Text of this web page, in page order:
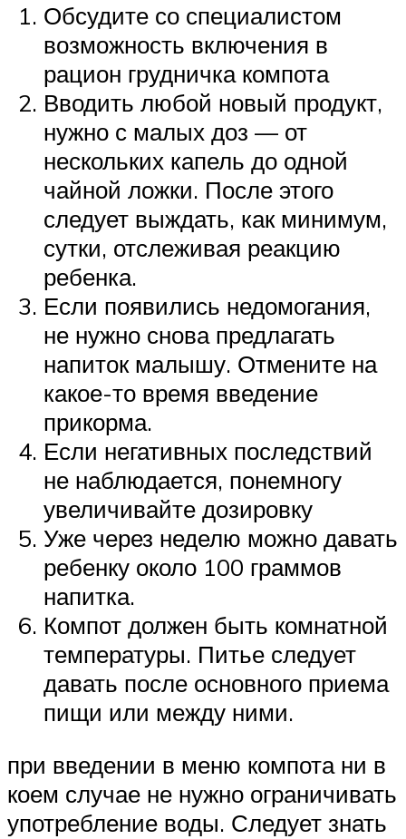
Обсудите со специалистом
возможность включения в
рацион грудничка компота
Вводить любой новый продукт,
нужно с малых доз — от
нескольких капель до одной
чайной ложки. После этого
следует выждать, как минимум,
сутки, отслеживая реакцию
ребенка.
Если появились недомогания,
не нужно снова предлагать
напиток малышу. Отмените на
какое-то время введение
прикорма.
Если негативных последствий
не наблюдается, понемногу
увеличивайте дозировку
Уже через неделю можно давать
ребенку около 100 граммов
напитка.
Компот должен быть комнатной
температуры. Питье следует
давать после основного приема
пищи или между ними.
при введении в меню компота ни в
коем случае не нужно ограничивать
употребление воды. Следует знать